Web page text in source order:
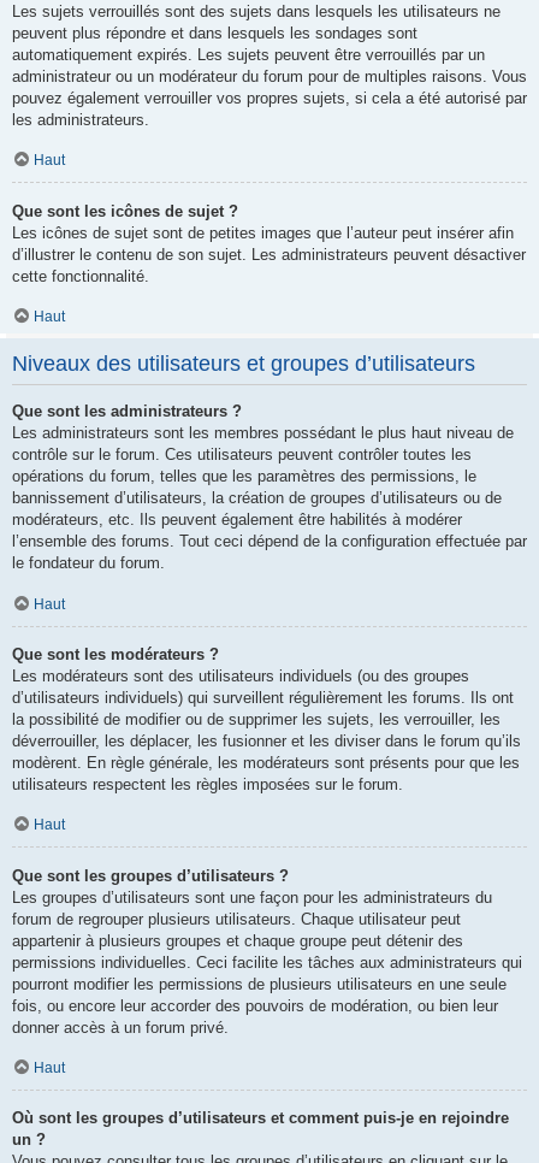
Les sujets verrouillés sont des sujets dans lesquels les utilisateurs ne
peuvent plus répondre et dans lesquels les sondages sont
automatiquement expirés. Les sujets peuvent être verrouillés par un
administrateur ou un modérateur du forum pour de multiples raisons. Vous
pouvez également verrouiller vos propres sujets, si cela a été autorisé par
les administrateurs.
Haut
Que sont les icônes de sujet ?
Les icônes de sujet sont de petites images que l’auteur peut insérer afin
d’illustrer le contenu de son sujet. Les administrateurs peuvent désactiver
cette fonctionnalité.
Haut
Niveaux des utilisateurs et groupes d’utilisateurs
Que sont les administrateurs ?
Les administrateurs sont les membres possédant le plus haut niveau de
contrôle sur le forum. Ces utilisateurs peuvent contrôler toutes les
opérations du forum, telles que les paramètres des permissions, le
bannissement d’utilisateurs, la création de groupes d’utilisateurs ou de
modérateurs, etc. Ils peuvent également être habilités à modérer
l’ensemble des forums. Tout ceci dépend de la configuration effectuée par
le fondateur du forum.
Haut
Que sont les modérateurs ?
Les modérateurs sont des utilisateurs individuels (ou des groupes
d’utilisateurs individuels) qui surveillent régulièrement les forums. Ils ont
la possibilité de modifier ou de supprimer les sujets, les verrouiller, les
déverrouiller, les déplacer, les fusionner et les diviser dans le forum qu’ils
modèrent. En règle générale, les modérateurs sont présents pour que les
utilisateurs respectent les règles imposées sur le forum.
Haut
Que sont les groupes d’utilisateurs ?
Les groupes d’utilisateurs sont une façon pour les administrateurs du
forum de regrouper plusieurs utilisateurs. Chaque utilisateur peut
appartenir à plusieurs groupes et chaque groupe peut détenir des
permissions individuelles. Ceci facilite les tâches aux administrateurs qui
pourront modifier les permissions de plusieurs utilisateurs en une seule
fois, ou encore leur accorder des pouvoirs de modération, ou bien leur
donner accès à un forum privé.
Haut
Où sont les groupes d’utilisateurs et comment puis-je en rejoindre
un ?